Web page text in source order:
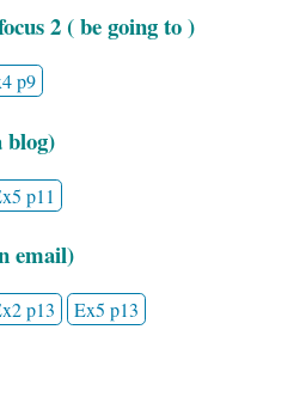
2 ( be going to )
p9
blog)
p11
email)
p13 Ex5 p13